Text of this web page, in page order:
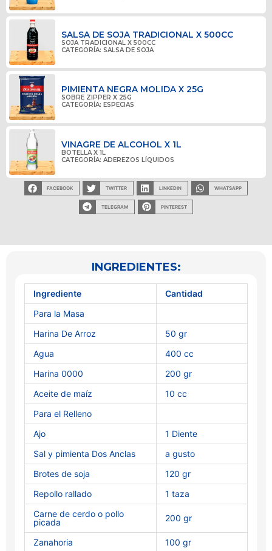
SALSA DE SOJA TRADICIONAL X 500CC
SOJA TRADICIONAL X 500CC
CATEGORÍA: SALSA DE SOJA
PIMIENTA NEGRA MOLIDA X 25G
SOBRE ZIPPER X 25G
CATEGORÍA: ESPECIAS
VINAGRE DE ALCOHOL X 1L
BOTELLA X 1L
CATEGORÍA: ADEREZOS LÍQUIDOS
FACEBOOK TWITTER LINKEDIN WHATSAPP
TELEGRAM PINTEREST
INGREDIENTES:
Ingrediente
Cantidad
Para la Masa
Harina De Arroz
50 gr
Agua
400 cc
Harina 0000
200 gr
Aceite de maíz
10 cc
Para el Relleno
Ajo
1 Diente
Sal y pimienta Dos Anclas
a gusto
Brotes de soja
120 gr
Repollo rallado
1 taza
Carne de cerdo o pollo
picada
200 gr
Zanahoria 100 gr